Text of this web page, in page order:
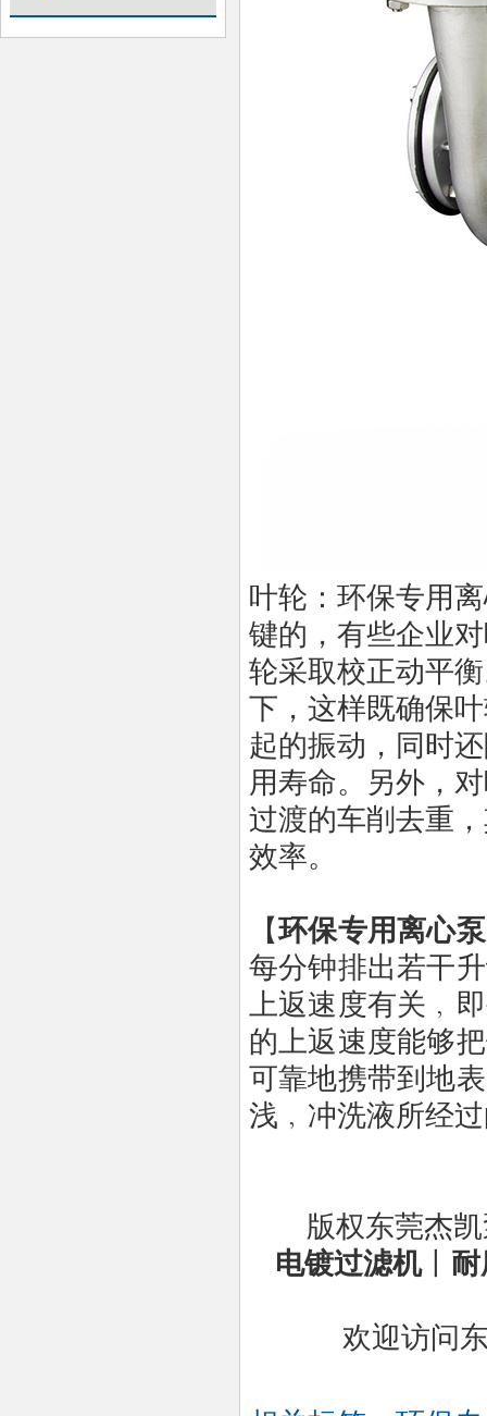
叶轮：环保专用
键的，有些企业
轮采取校正动平
下，这样既确保
起的振动，同时
用寿命。另外，
过渡的车削去重
效率。
【环保专用离心泵
每分钟排出若干
上返速度有关﹐
的上返速度能够
可靠地携带到地
浅﹐冲洗液所经
版权东莞杰
电镀过滤机丨
欢迎访问